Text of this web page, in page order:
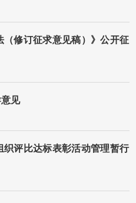
（修订征求意见稿）》公开征
见
织评比达标表彰活动管理暂行